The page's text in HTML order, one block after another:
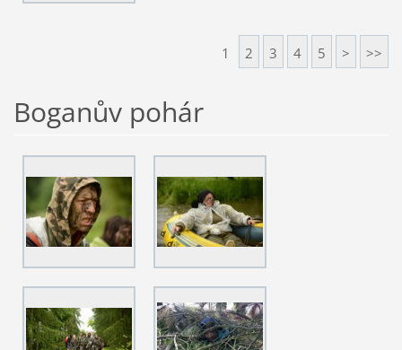
1 2 3 4 5 > >>
Boganův pohár